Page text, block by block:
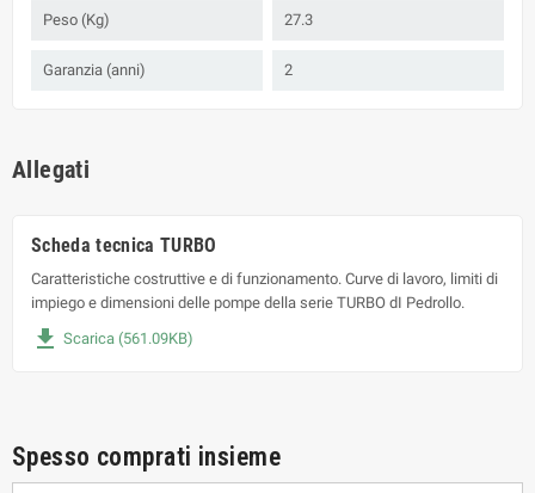
Peso (Kg) 27.3
Garanzia (anni) 2
Allegati
Scheda tecnica TURBO
Caratteristiche costruttive e di funzionamento. Curve di lavoro, limiti di
impiego e dimensioni delle pompe della serie TURBO dI Pedrollo.
file_download Scarica (561.09KB)
Spesso comprati insieme